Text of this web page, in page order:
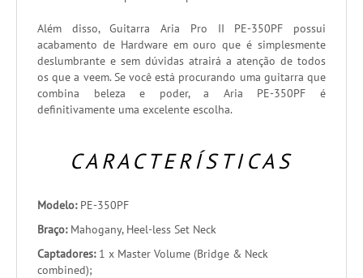
Além disso, Guitarra Aria Pro II PE-350PF possui
acabamento de Hardware em ouro que é simplesmente
deslumbrante e sem dúvidas atrairá a atenção de todos
os que a veem. Se você está procurando uma guitarra que
combina beleza e poder, a Aria PE-350PF é
definitivamente uma excelente escolha.
CARACTERÍSTICAS
Modelo: PE-350PF
Braço: Mahogany, Heel-less Set Neck
Captadores: 1 x Master Volume (Bridge & Neck
combined);